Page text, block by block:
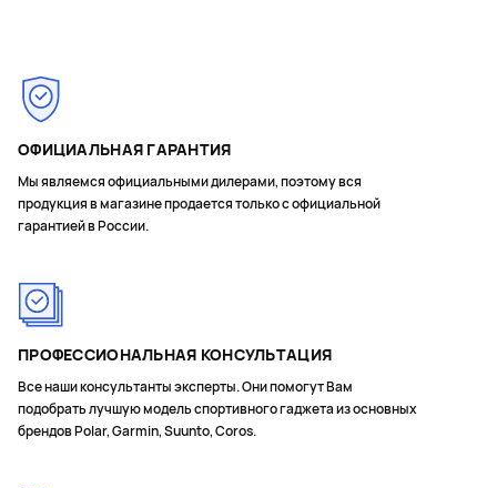
ОФИЦИАЛЬНАЯ ГАРАНТИЯ
Мы являемся официальными дилерами, поэтому вся
продукция в магазине продается только с официальной
гарантией в России.
ПРОФЕССИОНАЛЬНАЯ КОНСУЛЬТАЦИЯ
Все наши консультанты эксперты. Они помогут Вам
подобрать лучшую модель спортивного гаджета из основных
брендов Polar, Garmin, Suunto, Coros.